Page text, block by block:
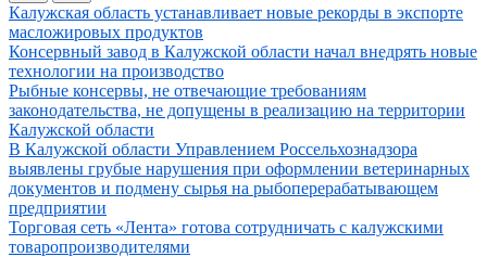
Иллюстрация новости
Калужская область устанавливает новые рекорды в экспорте
масложировых продуктов
Иллюстрация новости
Консервный завод в Калужской области начал внедрять новые
технологии на производство
Иллюстрация новости
Рыбные консервы, не отвечающие требованиям
законодательства, не допущены в реализацию на территории
Калужской области
Иллюстрация новости
В Калужской области Управлением Россельхознадзора
выявлены грубые нарушения при оформлении ветеринарных
документов и подмену сырья на рыбоперерабатывающем
предприятии
Иллюстрация новости
Торговая сеть «Лента» готова сотрудничать с калужскими
товаропроизводителями